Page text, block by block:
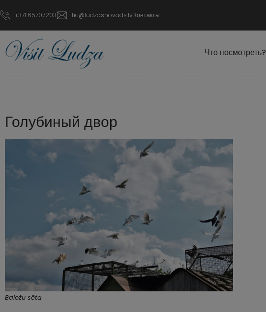
+371 65707203 tic@ludzasnovads.lvКонтакты
Что посмотреть?
Голубиный двор
Baložu sēta